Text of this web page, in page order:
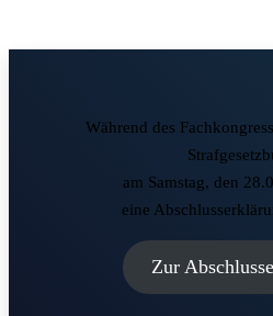
Während des
am Samstag, den
eine
Zur